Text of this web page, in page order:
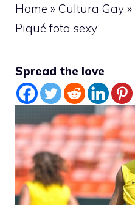
Home » Cultura Gay »
Piqué foto sexy
Spread the love